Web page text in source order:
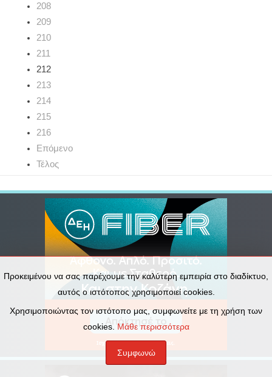
208
209
210
211
212
213
214
215
216
Επόμενο
Τέλος
Προκειμένου να σας παρέχουμε την καλύτερη εμπειρία στο διαδίκτυο,
αυτός ο ιστότοπος χρησιμοποιεί cookies.
Χρησιμοποιώντας τον ιστότοπο μας, συμφωνείτε με τη χρήση των
cookies. Μάθε περισσότερα
Συμφωνώ